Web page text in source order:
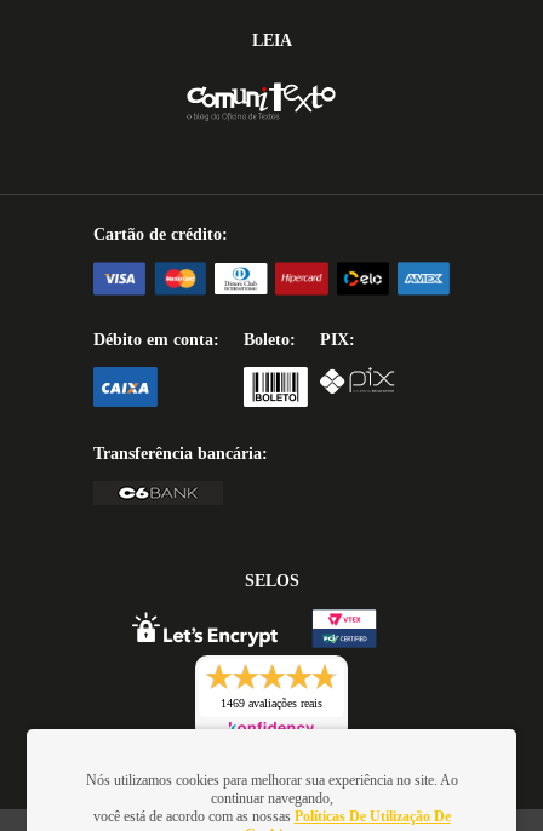
LEIA
Cartão de crédito:
Débito em conta: Boleto: PIX:
Transferência bancária:
SELOS
1469 avaliações reais
Nós utilizamos cookies para melhorar sua experiência no site. Ao
continuar navegando,
você está de acordo com as nossas Políticas De Utilização De